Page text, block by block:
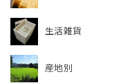
生活雑貨
産地別